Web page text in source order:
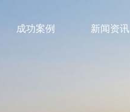
成功案例 新闻资讯